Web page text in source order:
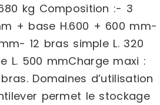
kg Composition :- 3
+ base H.600 + 600 mm-
12 bras simple L. 320
L. 500 mmCharge maxi :
Domaines d’utilisation
permet le stockage